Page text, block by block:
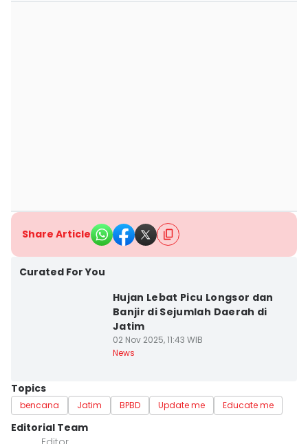
Share Article
Curated For You
Hujan Lebat Picu Longsor dan
Banjir di Sejumlah Daerah di
Jatim
02 Nov 2025, 11:43 WIB
News
Topics
bencana Jatim BPBD Update me Educate me
Editorial Team